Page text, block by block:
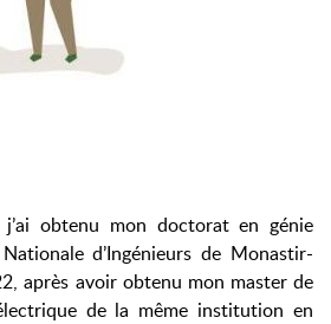
obtenu mon doctorat en génie
d’Ingénieurs de Monastir-
après avoir obtenu mon master de
de la même institution en